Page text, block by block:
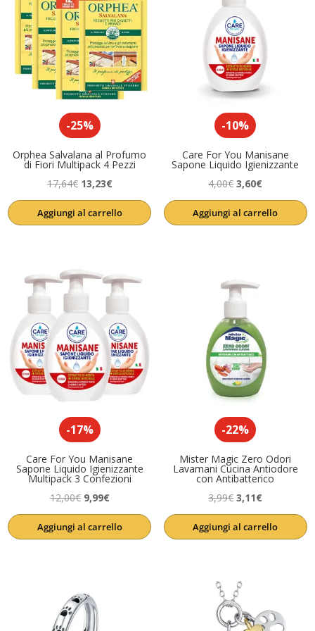
-25%
Orphea Salvalana al Profumo
di Fiori Multipack 4 Pezzi
17,64€ Il
prezzo
originale
13,23€Il
prezzo
attuale
Aggiungi al carrello
-10%
Care For You Manisane
Sapone Liquido Igienizzante
4,00€ Il
prezzo
originale
3,60€Il
prezzo
attuale
Aggiungi al carrello
-17%
Care For You Manisane
Sapone Liquido Igienizzante
Multipack 3 Confezioni
12,00€ Il
prezzo
originale
9,99€Il
prezzo
attuale
Aggiungi al carrello
-22%
Mister Magic Zero Odori
Lavamani Cucina Antiodore
con Antibatterico
3,99€ Il
prezzo
originale
3,11€Il
prezzo
attuale
Aggiungi al carrello